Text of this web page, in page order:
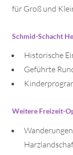
für Groß und
Schmid-Schacht
Historische
Geführte
Weitere Freizeit-